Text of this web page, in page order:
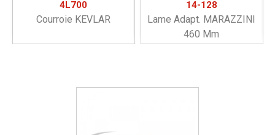
4L700
Courroie KEVLAR
14-128
Lame Adapt. MARAZZINI
460 Mm